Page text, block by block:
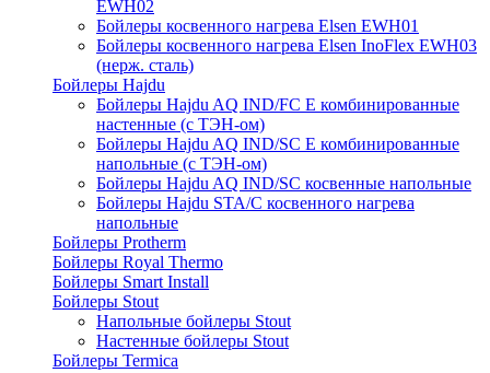
EWH02
Бойлеры косвенного нагрева Elsen EWH01
Бойлеры косвенного нагрева Elsen InoFlex EWH03
(нерж. сталь)
Бойлеры Hajdu
Бойлеры Hajdu AQ IND/FC E комбинированные
настенные (с ТЭН-ом)
Бойлеры Hajdu AQ IND/SC E комбинированные
напольные (с ТЭН-ом)
Бойлеры Hajdu AQ IND/SC косвенные напольные
Бойлеры Hajdu STA/C косвенного нагрева
напольные
Бойлеры Protherm
Бойлеры Royal Thermo
Бойлеры Smart Install
Бойлеры Stout
Напольные бойлеры Stout
Настенные бойлеры Stout
Бойлеры Termica